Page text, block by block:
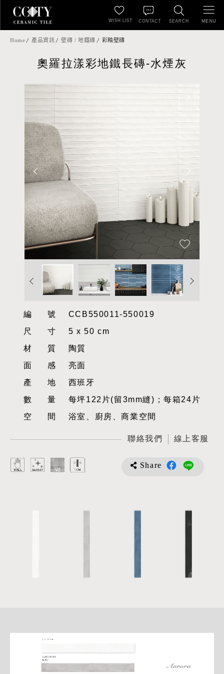
SEARCH
WISH LIST CONTACT MENU
Home 產品資訊 壁磚 / 地鐵磚 彩釉壁磚
奧羅拉漾彩地鐵長磚-水煙灰
編號CCB550011-550019
尺寸5 x 50 cm
材質陶質
面感亮面
產地西班牙
數量每坪122片(留3mm縫)；每箱24片
空間浴室、廚房、商業空間
聯絡我們 線上客服
Share